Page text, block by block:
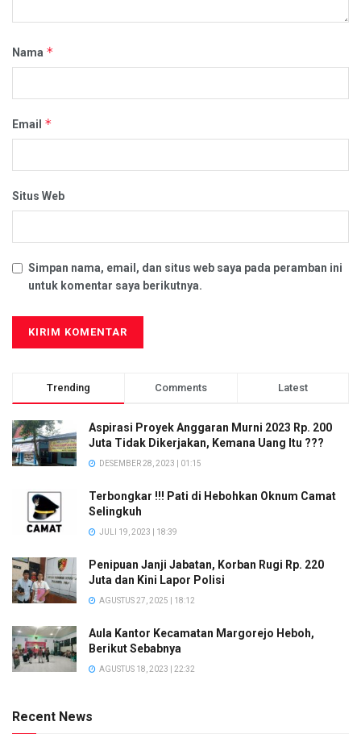
Nama *
Email *
Situs Web
Simpan nama, email, dan situs web saya pada peramban ini
untuk komentar saya berikutnya.
Trending Comments Latest
Aspirasi Proyek Anggaran Murni 2023 Rp. 200
Juta Tidak Dikerjakan, Kemana Uang Itu ???
DESEMBER 28, 2023 | 01:15
Terbongkar !!! Pati di Hebohkan Oknum Camat
Selingkuh
JULI 19, 2023 | 18:39
Penipuan Janji Jabatan, Korban Rugi Rp. 220
Juta dan Kini Lapor Polisi
AGUSTUS 27, 2025 | 18:12
Aula Kantor Kecamatan Margorejo Heboh,
Berikut Sebabnya
AGUSTUS 18, 2023 | 22:32
Recent News